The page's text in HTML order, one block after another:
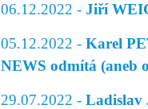
06.12.2022 - Jiří
05.12.2022 - Karel
NEWS odmítá (aneb
29.07.2022 - Ladislav